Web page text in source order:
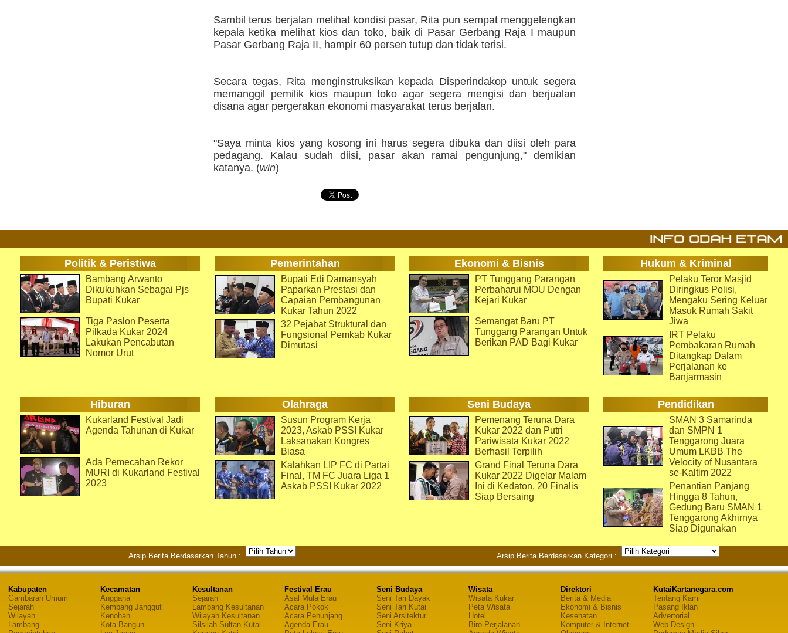
Sambil terus berjalan melihat kondisi pasar, Rita pun sempat menggelengkan
kepala ketika melihat kios dan toko, baik di Pasar Gerbang Raja I maupun
Pasar Gerbang Raja II, hampir 60 persen tutup dan tidak terisi.
Secara tegas, Rita menginstruksikan kepada Disperindakop untuk segera
memanggil pemilik kios maupun toko agar segera mengisi dan berjualan
disana agar pergerakan ekonomi masyarakat terus berjalan.
"Saya minta kios yang kosong ini harus segera dibuka dan diisi oleh para
pedagang. Kalau sudah diisi, pasar akan ramai pengunjung," demikian
katanya. (win)
Politik & Peristiwa Pemerintahan Ekonomi & Bisnis Hukum & Kriminal
Bambang Arwanto
Dikukuhkan Sebagai Pjs
Bupati Kukar
Tiga Paslon Peserta
Pilkada Kukar 2024
Lakukan Pencabutan
Nomor Urut
Bupati Edi Damansyah
Paparkan Prestasi dan
Capaian Pembangunan
Kukar Tahun 2022
32 Pejabat Struktural dan
Fungsional Pemkab Kukar
Dimutasi
PT Tunggang Parangan
Perbaharui MOU Dengan
Kejari Kukar
Semangat Baru PT
Tunggang Parangan Untuk
Berikan PAD Bagi Kukar
Pelaku Teror Masjid
Diringkus Polisi,
Mengaku Sering Keluar
Masuk Rumah Sakit
Jiwa
IRT Pelaku
Pembakaran Rumah
Ditangkap Dalam
Perjalanan ke
Banjarmasin
Hiburan Olahraga Seni Budaya Pendidikan
Kukarland Festival Jadi
Agenda Tahunan di Kukar
Ada Pemecahan Rekor
MURI di Kukarland Festival
2023
Susun Program Kerja
2023, Askab PSSI Kukar
Laksanakan Kongres
Biasa
Kalahkan LIP FC di Partai
Final, TM FC Juara Liga 1
Askab PSSI Kukar 2022
Pemenang Teruna Dara
Kukar 2022 dan Putri
Pariwisata Kukar 2022
Berhasil Terpilih
Grand Final Teruna Dara
Kukar 2022 Digelar Malam
Ini di Kedaton, 20 Finalis
Siap Bersaing
SMAN 3 Samarinda
dan SMPN 1
Tenggarong Juara
Umum LKBB The
Velocity of Nusantara
se-Kaltim 2022
Penantian Panjang
Hingga 8 Tahun,
Gedung Baru SMAN 1
Tenggarong Akhirnya
Siap Digunakan
Arsip Berita Berdasarkan Tahun : Arsip Berita Berdasarkan Kategori :
Kabupaten
Gambaran Umum
Sejarah
Wilayah
Lambang
Kecamatan
Anggana
Kembang Janggut
Kenohan
Kota Bangun
Kesultanan
Sejarah
Lambang Kesultanan
Wilayah Kesultanan
Silsilah Sultan Kutai
Festival Erau
Asal Mula Erau
Acara Pokok
Acara Penunjang
Agenda Erau
Seni Budaya
Seni Tari Dayak
Seni Tari Kutai
Seni Arsitektur
Seni Kriya
Wisata
Wisata Kukar
Peta Wisata
Hotel
Biro Perjalanan
Direktori
Berita & Media
Ekonomi & Bisnis
Kesehatan
Komputer & Internet
KutaiKartanegara.com
Tentang Kami
Pasang Iklan
Advertorial
Web Design